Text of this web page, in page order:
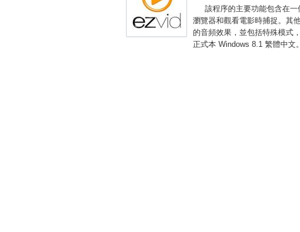
該程序的主要功能包含在
瀏覽器和觀看電影時捕捉。其
的音頻效果，並包括特殊模式
正式本 Windows 8.1 繁體中文。